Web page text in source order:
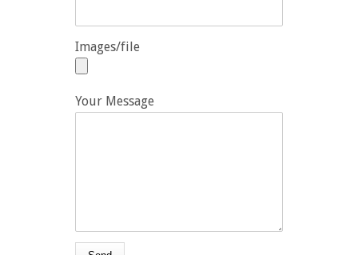
Images/file
Your Message